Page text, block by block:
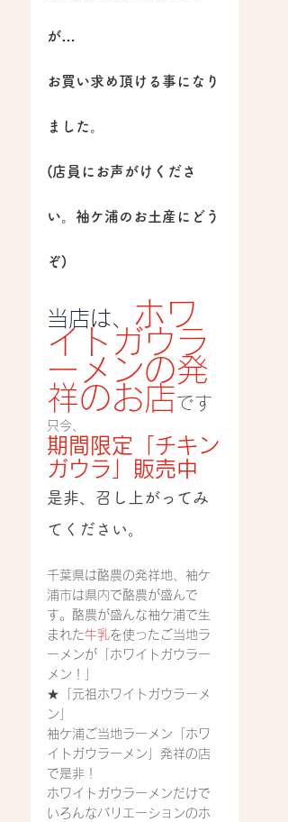
が…
お買い求め頂ける事になり
ました。
(店員にお声がけくださ
い。袖ケ浦のお土産にどう
ぞ)
当店は、
ホワ
イトガウラ
ーメンの発
祥のお店です
只今、
期間限定「チキン
ガウラ」販売中
是非、召し上がってみ
てください。
千葉県は酪農の発祥地、袖ケ
浦市は県内で酪農が盛んで
す。酪農が盛んな袖ケ浦で生
まれた牛乳を使ったご当地ラ
ーメンが「ホワイトガウラー
メン！」
★「元祖ホワイトガウラーメ
ン」
袖ケ浦ご当地ラーメン「ホワ
イトガウラーメン」発祥の店
で是非！
ホワイトガウラーメンだけで
いろんなバリエーションのホ